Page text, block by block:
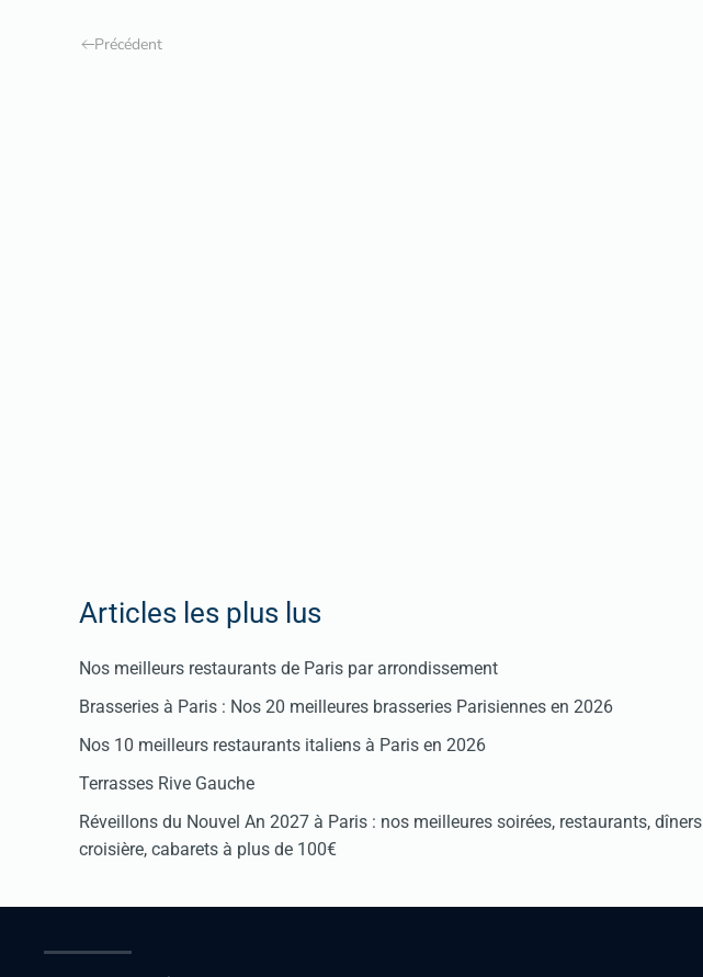
Précédent
Articles les plus lus
Nos meilleurs restaurants de Paris par arrondissement
Brasseries à Paris : Nos 20 meilleures brasseries Parisiennes en 2026
Nos 10 meilleurs restaurants italiens à Paris en 2026
Terrasses Rive Gauche
Réveillons du Nouvel An 2027 à Paris : nos meilleures soirées, restaurants, dîners
croisière, cabarets à plus de 100€